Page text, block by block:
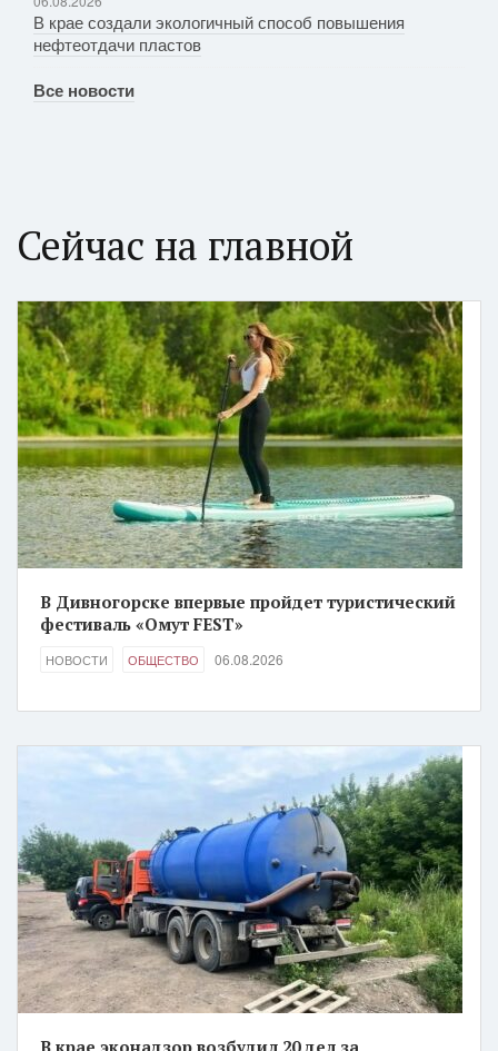
В крае создали экологичный способ повышения
нефтеотдачи пластов
Все новости
Сейчас на главной
В Дивногорске впервые пройдет туристический
фестиваль «Омут FEST»
НОВОСТИ ОБЩЕСТВО 06.08.2026
В крае эконадзор возбудил 20 дел за